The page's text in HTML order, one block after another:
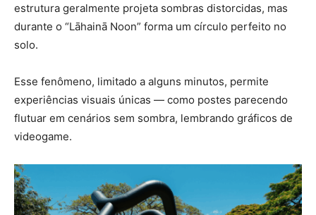
estrutura geralmente projeta sombras distorcidas, mas
durante o “Lāhainā Noon” forma um círculo perfeito no
solo.
Esse fenômeno, limitado a alguns minutos, permite
experiências visuais únicas — como postes parecendo
flutuar em cenários sem sombra, lembrando gráficos de
videogame.